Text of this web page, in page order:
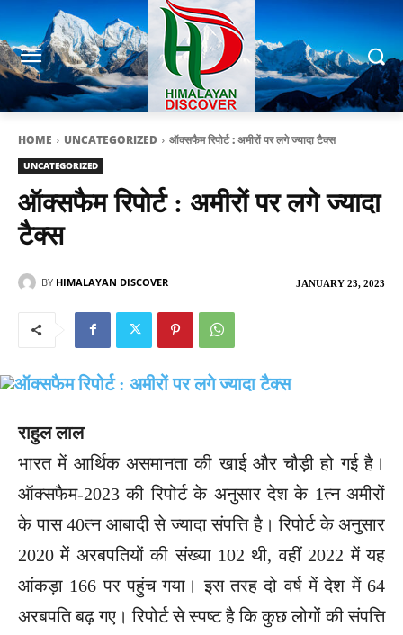
HOME UNCATEGORIZED ऑक्सफैम रिपोर्ट : अमीरों पर लगे ज्यादा टैक्स
UNCATEGORIZED
ऑक्सफैम रिपोर्ट : अमीरों पर लगे ज्यादा
टैक्स
JANUARY 23, 2023
BY HIMALAYAN DISCOVER
राहुल लाल
भारत में आर्थिक असमानता की खाई और चौड़ी हो गई है।
ऑक्सफैम-2023 की रिपोर्ट के अनुसार देश के 1त्न अमीरों
के पास 40त्न आबादी से ज्यादा संपत्ति है। रिपोर्ट के अनुसार
2020 में अरबपतियों की संख्या 102 थी, वहीं 2022 में यह
आंकड़ा 166 पर पहुंच गया। इस तरह दो वर्ष में देश में 64
अरबपति बढ़ गए। रिपोर्ट से स्पष्ट है कि कुछ लोगों की संपत्ति